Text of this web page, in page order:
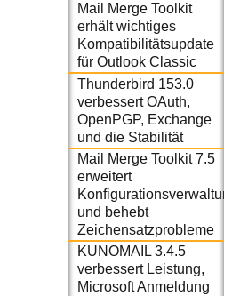
Mail Merge Toolkit
erhält wichtiges
Kompatibilitätsupdate
für Outlook Classic
Thunderbird 153.0
verbessert OAuth,
OpenPGP, Exchange
und die Stabilität
Mail Merge Toolkit 7.5
erweitert
Konfigurationsverwaltung
und behebt
Zeichensatzprobleme
KUNOMAIL 3.4.5
verbessert Leistung,
Microsoft Anmeldung